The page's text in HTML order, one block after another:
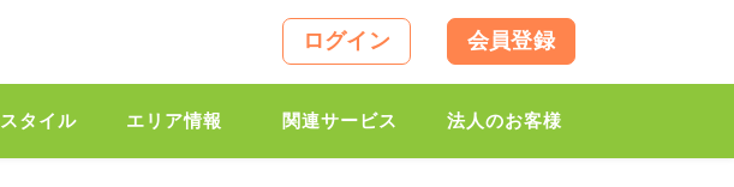
ログイン 会員登録
タイル エリア情報 関連サービス 法人のお客様